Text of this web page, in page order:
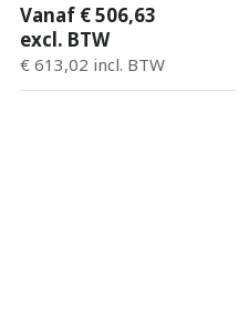
Vanaf €506,63
excl. BTW
€ 613,02 incl. BTW